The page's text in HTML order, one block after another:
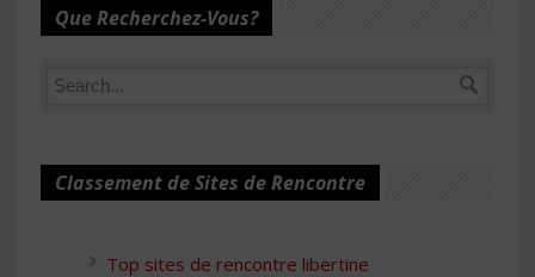
Que Recherchez-Vous?
Classement de Sites de Rencontre
Top sites de rencontre libertine